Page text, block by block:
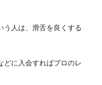
う人は、滑舌を良くする
どに入会すればプロのレ